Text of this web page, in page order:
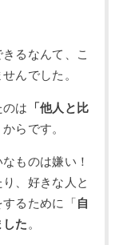
るなんて、こ
んでした。
は
「他人と比
からです。
ものは嫌い！
、好きな人と
るために「 自
た 。